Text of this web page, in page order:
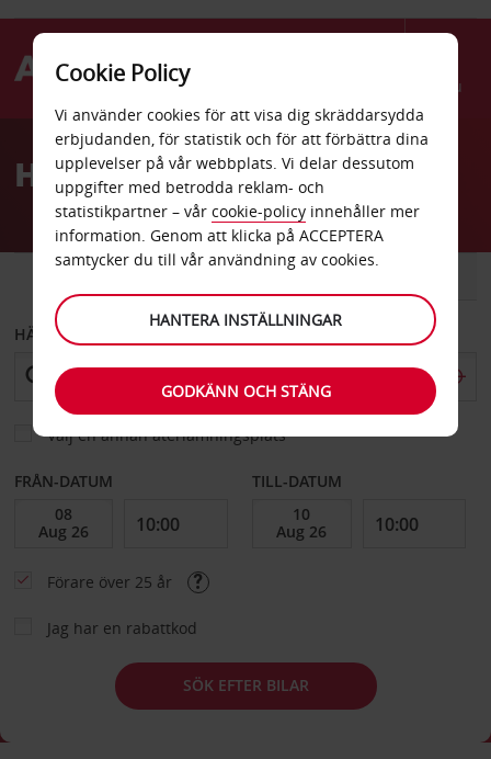
Menu
AvisHyrbil Puertovallarta
BIL
HÄMTA FRÅN
Välj en annan återlämningsplats
FRÅN-DATUM TILL-DATUM
Förare över 25 år
Jag har en rabattkod
SÖK EFTER BILAR
Cookie Policy
Vi använder cookies för att visa dig skräddarsydda
erbjudanden, för statistik och för att förbättra dina
upplevelser på vår webbplats. Vi delar dessutom
uppgifter med betrodda reklam- och
statistikpartner – vår cookie-policy innehåller mer
information. Genom att klicka på ACCEPTERA
samtycker du till vår användning av cookies.
HANTERA INSTÄLLNINGAR
GODKÄNN OCH STÄNG